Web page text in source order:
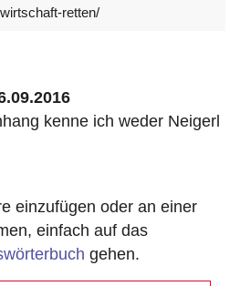
retten/
kenne ich weder Neigerl
einzufügen oder an einer
einfach auf das
gehen.